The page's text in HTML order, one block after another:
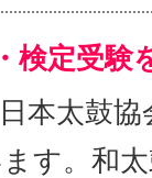
検定受験
本太鼓協
す。和